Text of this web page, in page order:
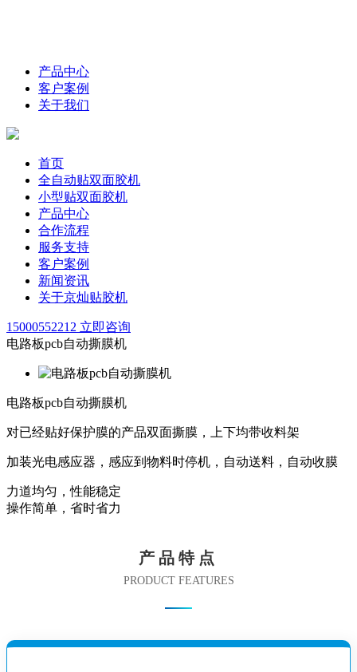
产品中心
客户案例
关于我们
首页
全自动贴双面胶机
小型贴双面胶机
产品中心
合作流程
服务支持
客户案例
新闻资讯
关于京灿贴胶机
15000552212 立即咨询
电路板pcb自动撕膜机
电路板pcb自动撕膜机
对已经贴好保护膜的产品双面撕膜，上下均带收料架
加装光电感应器，感应到物料时停机，自动送料，自动收膜
力道均匀，性能稳定
操作简单，省时省力
产品特点
PRODUCT FEATURES